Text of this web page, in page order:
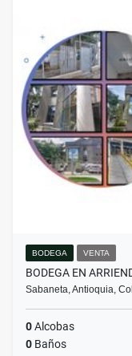
BODEGA VENTA
BODEGA EN
Sabaneta, Antioquia,
0Alcobas
0 Baños